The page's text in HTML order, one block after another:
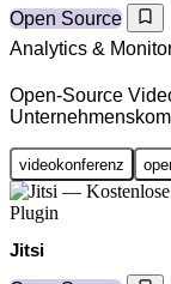
Open Source
Analytics &
Open-Source
videokonferenz
Jitsi